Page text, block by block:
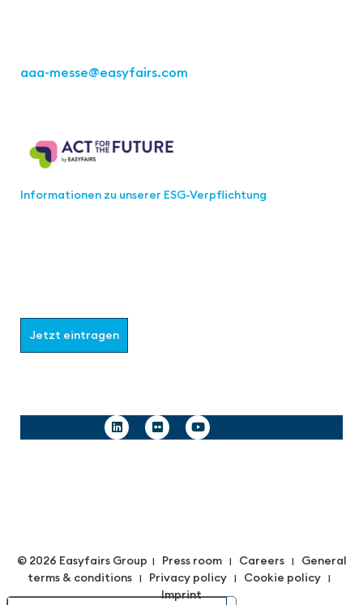
aaa-messe@easyfairs.com
Informationen zu unserer ESG-Verpflichtung
Jetzt eintragen
© 2026 Easyfairs Group | Press room| Careers| General
terms & conditions | Privacy policy | Cookie policy |
Imprint